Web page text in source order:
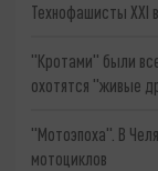
Технофашисты XXI
"Кротами" были
охотятся "живые
"Мотоэпоха". В
мотоциклов